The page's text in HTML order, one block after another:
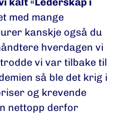
med mange
kanskje også du
hverdagen vi
vi var tilbake til
så ble det krig i
og krevende
nettopp derfor